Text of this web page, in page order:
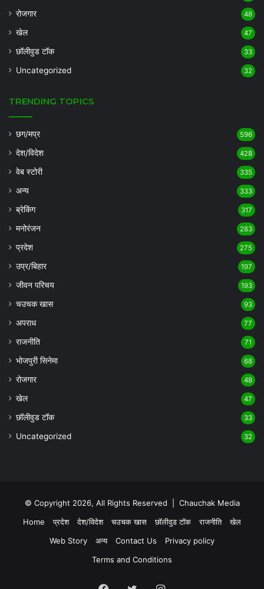
रोजगार 48
खेल 47
छॉलीवुड टॉक 33
Uncategorized 32
TRENDING TOPICS
छग/मप्र 596
देश/विदेश 428
वेब स्टोरी 335
अन्य 333
ब्रेकिंग 317
मनोरंजन 283
प्रदेश 275
उप्र/बिहार 197
जीवन परिचय 193
चउचक खास 93
अपराध 77
राजनीति 71
भोजपुरी सिनेमा 68
रोजगार 48
खेल 47
छॉलीवुड टॉक 33
Uncategorized 32
© Copyright 2026, All Rights Reserved | Chauchak Media
Home
प्रदेश देश/विदेश चउचक खास छॉलीवुड टॉक राजनीति
खेल
Web Story
अन्य Contact Us
Privacy policy
Terms and Conditions